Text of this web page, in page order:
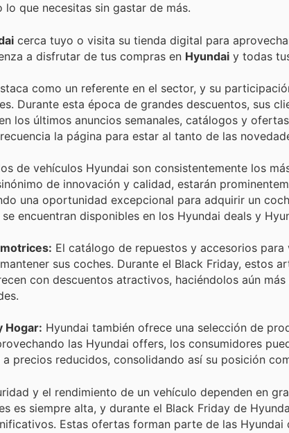
que necesitas sin gastar de más.
cerca tuyo o visita su tienda digital para
a disfrutar de tus compras en Hyundai y todas
como un referente en el sector, y su
Durante esta época de grandes descuentos, sus
los últimos anuncios semanales, catálogos y
la página para estar al tanto de las
de vehículos Hyundai son consistentemente los
de innovación y calidad, estarán
una oportunidad excepcional para adquirir un
encuentran disponibles en los Hyundai deals y
El catálogo de repuestos y accesorios
sus coches. Durante el Black Friday, estos
con descuentos atractivos, haciéndolos aún
Hogar: Hyundai también ofrece una selección de
las Hyundai offers, los consumidores
precios reducidos, consolidando así su posición
y el rendimiento de un vehículo dependen en
es siempre alta, y durante el Black Friday de
Estas ofertas forman parte de las Hyundai